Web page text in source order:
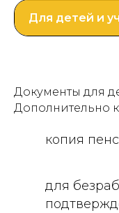
Документы для
Дополнительно
копия
для